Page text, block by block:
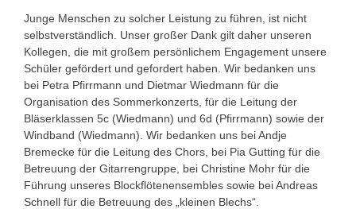
Junge Menschen zu solcher Leistung zu führen, ist nicht
selbstverständlich. Unser großer Dank gilt daher unseren
Kollegen, die mit großem persönlichem Engagement unsere
Schüler gefördert und gefordert haben. Wir bedanken uns
bei Petra Pfirrmann und Dietmar Wiedmann für die
Organisation des Sommerkonzerts, für die Leitung der
Bläserklassen 5c (Wiedmann) und 6d (Pfirrmann) sowie der
Windband (Wiedmann). Wir bedanken uns bei Andje
Bremecke für die Leitung des Chors, bei Pia Gutting für die
Betreuung der Gitarrengruppe, bei Christine Mohr für die
Führung unseres Blockflötenensembles sowie bei Andreas
Schnell für die Betreuung des „kleinen Blechs“.